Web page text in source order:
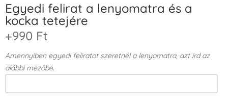
Egyedi felirat a lenyomatra és a
kocka tetejére
+990 Ft
Amennyiben egyedi feliratot szeretnél a lenyomatra, azt írd az
alábbi mezőbe.